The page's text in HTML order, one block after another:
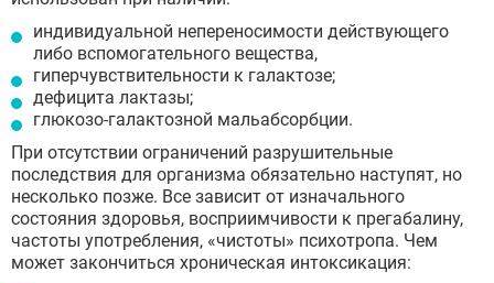
индивидуальной непереносимости действующего
либо вспомогательного вещества,
гиперчувствительности к галактозе;
дефицита лактазы;
глюкозо-галактозной мальабсорбции.
При отсутствии ограничений разрушительные
последствия для организма обязательно наступят, но
несколько позже. Все зависит от изначального
состояния здоровья, восприимчивости к прегабалину,
частоты употребления, «чистоты» психотропа. Чем
может закончиться хроническая интоксикация: